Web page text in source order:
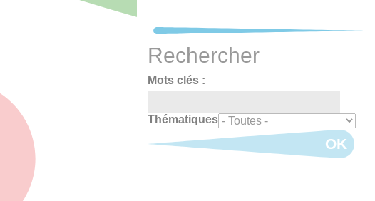
Rechercher
Mots clés :
Thématiques
OK